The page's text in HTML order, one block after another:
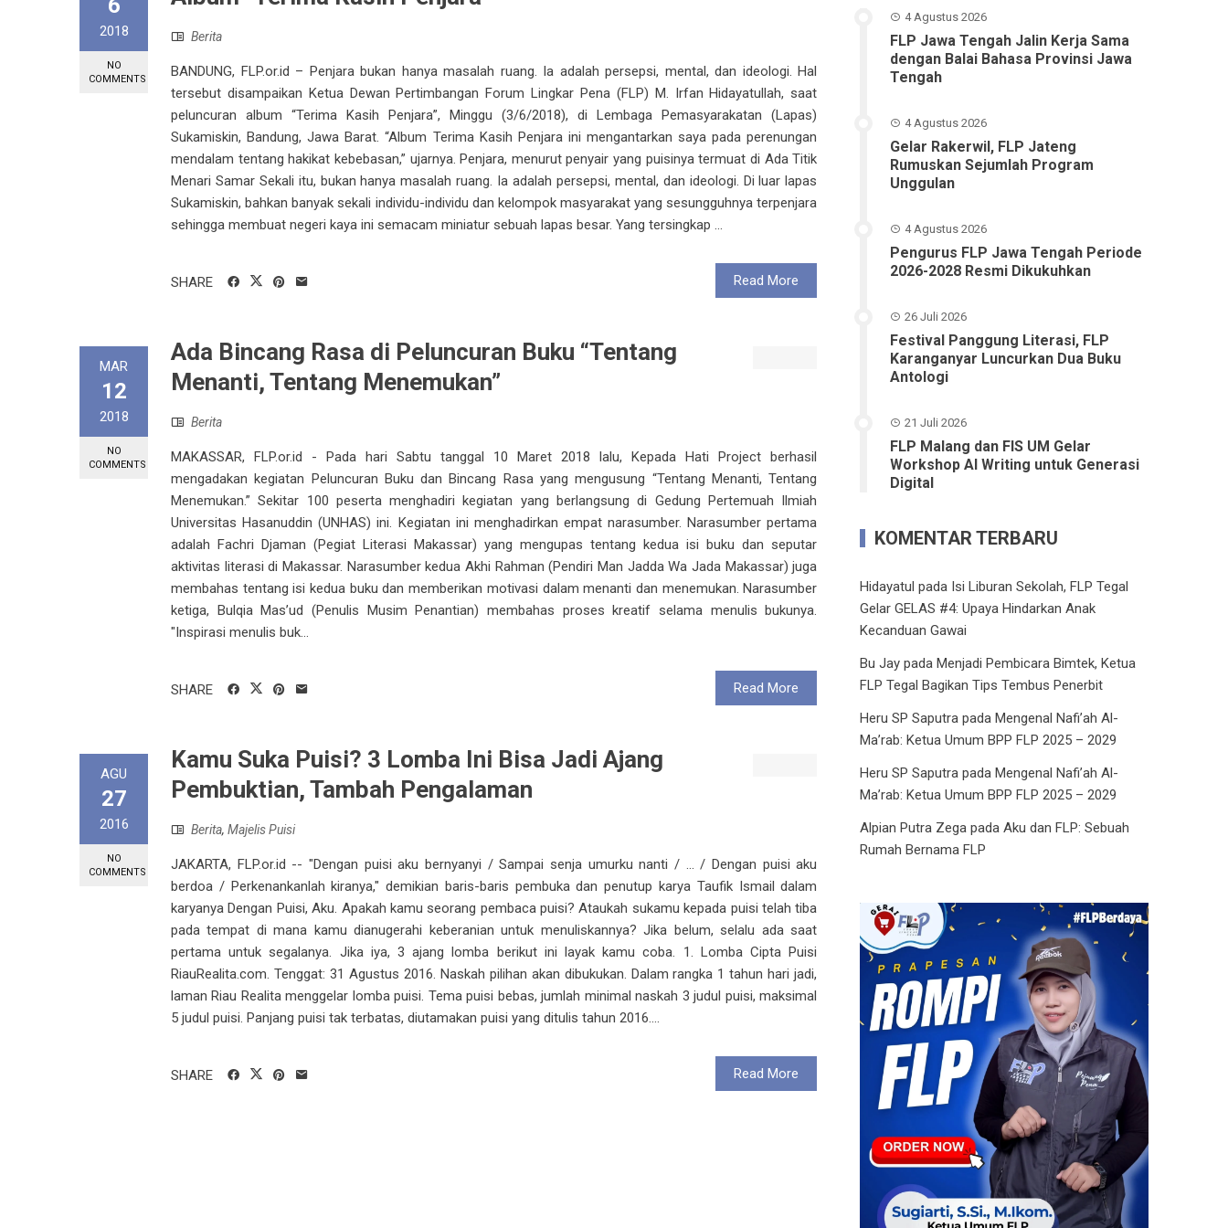
6
2018
NO
COMMENTS
Berita
BANDUNG, FLP.or.id – Penjara bukan hanya masalah ruang. Ia adalah persepsi, mental, dan ideologi. Hal
tersebut disampaikan Ketua Dewan Pertimbangan Forum Lingkar Pena (FLP) M. Irfan Hidayatullah, saat
peluncuran album “Terima Kasih Penjara”, Minggu (3/6/2018), di Lembaga Pemasyarakatan (Lapas)
Sukamiskin, Bandung, Jawa Barat. “Album Terima Kasih Penjara ini mengantarkan saya pada perenungan
mendalam tentang hakikat kebebasan,” ujarnya. Penjara, menurut penyair yang puisinya termuat di Ada Titik
Menari Samar Sekali itu, bukan hanya masalah ruang. Ia adalah persepsi, mental, dan ideologi. Di luar lapas
Sukamiskin, bahkan banyak sekali individu-individu dan kelompok masyarakat yang sesungguhnya terpenjara
sehingga membuat negeri kaya ini semacam miniatur sebuah lapas besar. Yang tersingkap ...
Read More
SHARE
MAR
12
2018
NO
COMMENTS
Ada Bincang Rasa di Peluncuran Buku “Tentang
Menanti, Tentang Menemukan”
Berita
MAKASSAR, FLP.or.id - Pada hari Sabtu tanggal 10 Maret 2018 lalu, Kepada Hati Project berhasil
mengadakan kegiatan Peluncuran Buku dan Bincang Rasa yang mengusung “Tentang Menanti, Tentang
Menemukan.” Sekitar 100 peserta menghadiri kegiatan yang berlangsung di Gedung Pertemuah Ilmiah
Universitas Hasanuddin (UNHAS) ini. Kegiatan ini menghadirkan empat narasumber. Narasumber pertama
adalah Fachri Djaman (Pegiat Literasi Makassar) yang mengupas tentang kedua isi buku dan seputar
aktivitas literasi di Makassar. Narasumber kedua Akhi Rahman (Pendiri Man Jadda Wa Jada Makassar) juga
membahas tentang isi kedua buku dan memberikan motivasi dalam menanti dan menemukan. Narasumber
ketiga, Bulqia Mas’ud (Penulis Musim Penantian) membahas proses kreatif selama menulis bukunya.
"Inspirasi menulis buk...
Read More
SHARE
AGU
27
2016
NO
COMMENTS
Kamu Suka Puisi? 3 Lomba Ini Bisa Jadi Ajang
Pembuktian, Tambah Pengalaman
Berita, Majelis Puisi
JAKARTA, FLP.or.id -- "Dengan puisi aku bernyanyi / Sampai senja umurku nanti / ... / Dengan puisi aku
berdoa / Perkenankanlah kiranya," demikian baris-baris pembuka dan penutup karya Taufik Ismail dalam
karyanya Dengan Puisi, Aku. Apakah kamu seorang pembaca puisi? Ataukah sukamu kepada puisi telah tiba
pada tempat di mana kamu dianugerahi keberanian untuk menuliskannya? Jika belum, selalu ada saat
pertama untuk segalanya. Jika iya, 3 ajang lomba berikut ini layak kamu coba. 1. Lomba Cipta Puisi
RiauRealita.com. Tenggat: 31 Agustus 2016. Naskah pilihan akan dibukukan. Dalam rangka 1 tahun hari jadi,
laman Riau Realita menggelar lomba puisi. Tema puisi bebas, jumlah minimal naskah 3 judul puisi, maksimal
5 judul puisi. Panjang puisi tak terbatas, diutamakan puisi yang ditulis tahun 2016....
Read More
SHARE
4 Agustus 2026
FLP Jawa Tengah Jalin Kerja Sama
dengan Balai Bahasa Provinsi Jawa
Tengah
4 Agustus 2026
Gelar Rakerwil, FLP Jateng
Rumuskan Sejumlah Program
Unggulan
4 Agustus 2026
Pengurus FLP Jawa Tengah Periode
2026-2028 Resmi Dikukuhkan
26 Juli 2026
Festival Panggung Literasi, FLP
Karanganyar Luncurkan Dua Buku
Antologi
21 Juli 2026
FLP Malang dan FIS UM Gelar
Workshop AI Writing untuk Generasi
Digital
KOMENTAR TERBARU
Hidayatul pada Isi Liburan Sekolah, FLP Tegal
Gelar GELAS #4: Upaya Hindarkan Anak
Kecanduan Gawai
Bu Jay padaMenjadi Pembicara Bimtek, Ketua
FLP Tegal Bagikan Tips Tembus Penerbit
Heru SP Saputra padaMengenal Nafi’ah Al-
Ma’rab: Ketua Umum BPP FLP 2025 – 2029
Heru SP Saputra padaMengenal Nafi’ah Al-
Ma’rab: Ketua Umum BPP FLP 2025 – 2029
Alpian Putra Zega padaAku dan FLP: Sebuah
Rumah Bernama FLP